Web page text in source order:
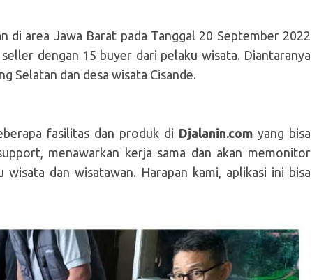
di area Jawa Barat pada Tanggal 20 September 2022
dengan 15 buyer dari pelaku wisata. Diantaranya
Selatan dan desa wisata Cisande.
fasilitas dan produk di Djalanin.comyang bisa
menawarkan kerja sama dan akan memonitor
dan wisatawan. Harapan kami, aplikasi ini bisa